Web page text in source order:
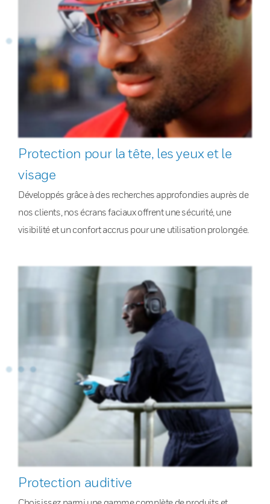
Protection pour la tête, les yeux et le
visage
Développés grâce à des recherches approfondies auprès de
nos clients, nos écrans faciaux offrent une sécurité, une
visibilité et un confort accrus pour une utilisation prolongée.
Protection auditive